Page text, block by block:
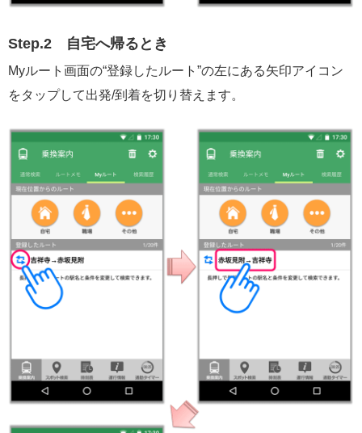
Step.2 自宅へ帰るとき
Myルート画面の“登録したルート”の左にある矢印アイコン
をタップして出発/到着を切り替えます。